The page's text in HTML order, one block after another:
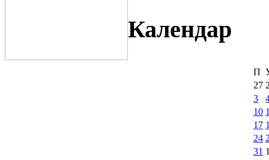
Календар
П
27
3
10
17
24
31